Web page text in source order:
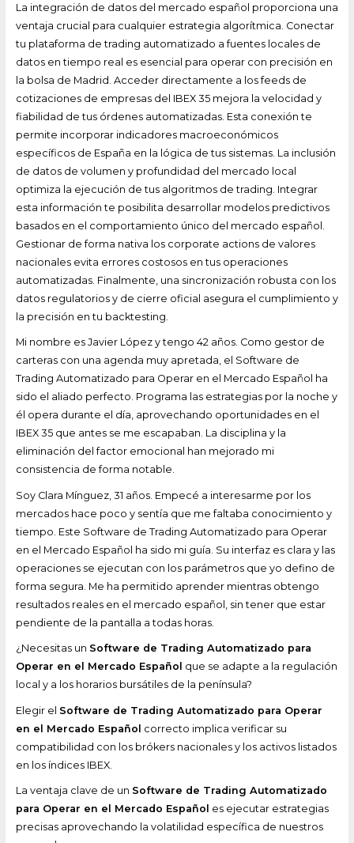
La integración de datos del mercado español proporciona una
ventaja crucial para cualquier estrategia algorítmica. Conectar
tu plataforma de trading automatizado a fuentes locales de
datos en tiempo real es esencial para operar con precisión en
la bolsa de Madrid. Acceder directamente a los feeds de
cotizaciones de empresas del IBEX 35 mejora la velocidad y
fiabilidad de tus órdenes automatizadas. Esta conexión te
permite incorporar indicadores macroeconómicos
específicos de España en la lógica de tus sistemas. La inclusión
de datos de volumen y profundidad del mercado local
optimiza la ejecución de tus algoritmos de trading. Integrar
esta información te posibilita desarrollar modelos predictivos
basados en el comportamiento único del mercado español.
Gestionar de forma nativa los corporate actions de valores
nacionales evita errores costosos en tus operaciones
automatizadas. Finalmente, una sincronización robusta con los
datos regulatorios y de cierre oficial asegura el cumplimiento y
la precisión en tu backtesting.
Mi nombre es Javier López y tengo 42 años. Como gestor de
carteras con una agenda muy apretada, el Software de
Trading Automatizado para Operar en el Mercado Español ha
sido el aliado perfecto. Programa las estrategias por la noche y
él opera durante el día, aprovechando oportunidades en el
IBEX 35 que antes se me escapaban. La disciplina y la
eliminación del factor emocional han mejorado mi
consistencia de forma notable.
Soy Clara Mínguez, 31 años. Empecé a interesarme por los
mercados hace poco y sentía que me faltaba conocimiento y
tiempo. Este Software de Trading Automatizado para Operar
en el Mercado Español ha sido mi guía. Su interfaz es clara y las
operaciones se ejecutan con los parámetros que yo defino de
forma segura. Me ha permitido aprender mientras obtengo
resultados reales en el mercado español, sin tener que estar
pendiente de la pantalla a todas horas.
¿Necesitas un Software de Trading Automatizado para
Operar en el Mercado Español que se adapte a la regulación
local y a los horarios bursátiles de la península?
Elegir el Software de Trading Automatizado para Operar
en el Mercado Español correcto implica verificar su
compatibilidad con los brókers nacionales y los activos listados
en los índices IBEX.
La ventaja clave de un Software de Trading Automatizado
para Operar en el Mercado Español es ejecutar estrategias
precisas aprovechando la volatilidad específica de nuestros